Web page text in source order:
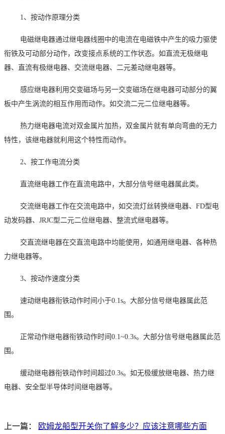
1、按动作原理分类
电磁继电器通过继电器线圈中的电流在电磁铁中产生的吸力驱使
衔铁及可动部分动作，改变接点系统的工作状态。如直流无极继电
器、直流有极继电器、交流继电器、二元差动继电器等。
感应继电器利用交变磁场与另一交变磁场在继电器可动部分的翼
板中产生涡流的相互作用而动作。如交流二元二位继电器等。
热力继电器电流对双金属片加热，双金属片就有单向弯曲的无力
特性，该继电器就利用这个特性而动作。
2、按工作电流分类
直流继电器工作在直流电路中，大部分信号继电器属此类。
交流继电器工作在交流电路中，如交流灯丝转换继电器、 FD型电
动发码器、 JRJC型二元二位继电器、整流式继电器等。
交直流继电器在交直流电路中均能使用，如通用继电器、各种热
力继电器等。
3、按动作速度分类
速动继电器衔铁动作时间小于0.1s。大部分信号继电器属此范
围。
正常动作继电器衔铁动作时间 0.1~0.3s。大部分信号继电器属此范
围。
缓动继电器衔铁动作时间超过0.3s。如无极缓放继电器、热力继
电器、安全型半导体时间继电器等。
上一篇： 欧姆龙船型开关你了解多少？应该注意哪些方面